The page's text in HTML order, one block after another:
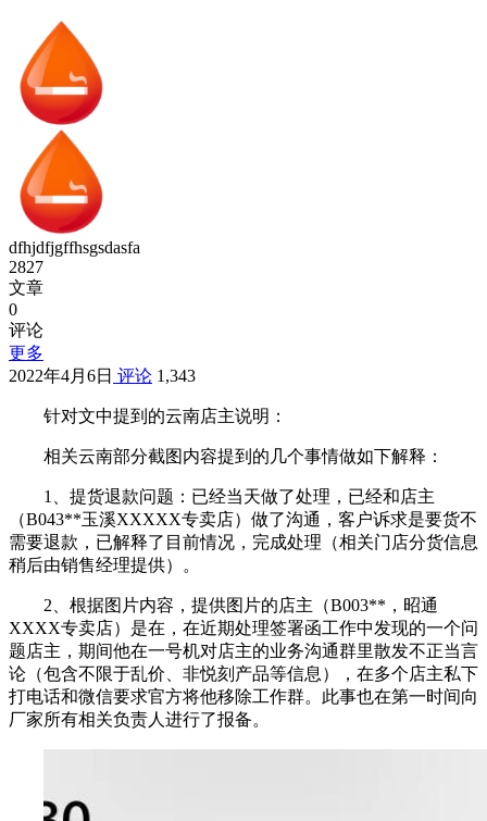
dfhjdfjgffhsgsdasfa
2827
文章
0
评论
更多
2022年4月6日 评论 1,343
针对文中提到的云南店主说明：
相关云南部分截图内容提到的几个事情做如下解释：
1、提货退款问题：已经当天做了处理，已经和店主
（B043**玉溪XXXXX专卖店）做了沟通，客户诉求是要货不
需要退款，已解释了目前情况，完成处理（相关门店分货信息
稍后由销售经理提供）。
2、根据图片内容，提供图片的店主（B003**，昭通
XXXX专卖店）是在，在近期处理签署函工作中发现的一个问
题店主，期间他在一号机对店主的业务沟通群里散发不正当言
论（包含不限于乱价、非悦刻产品等信息），在多个店主私下
打电话和微信要求官方将他移除工作群。此事也在第一时间向
厂家所有相关负责人进行了报备。